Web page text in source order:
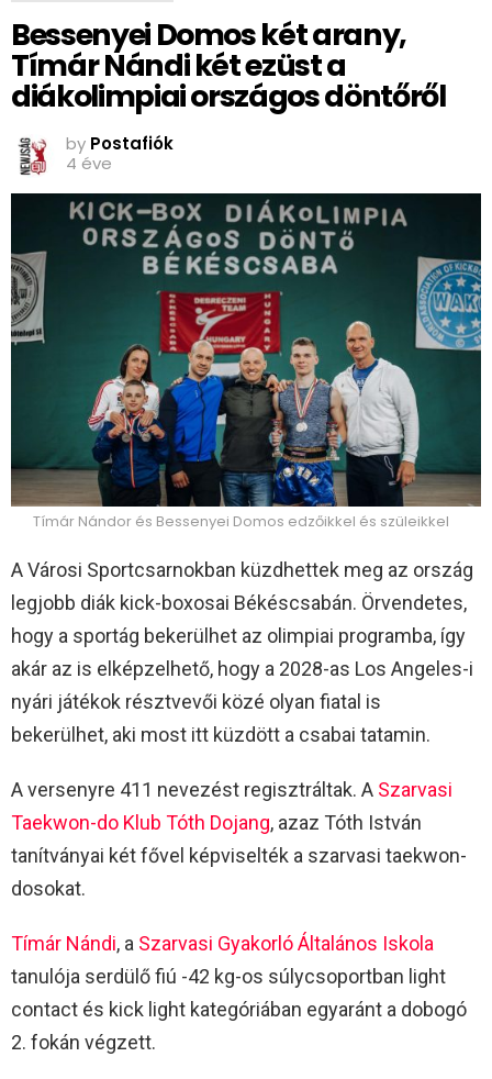
Bessenyei Domos két arany,
Tímár Nándi két ezüst a
diákolimpiai országos döntőről
by Postafiók
4 éve
Tímár Nándor és Bessenyei Domos edzőikkel és szüleikkel
A Városi Sportcsarnokban küzdhettek meg az ország
legjobb diák kick-boxosai Békéscsabán. Örvendetes,
hogy a sportág bekerülhet az olimpiai programba, így
akár az is elképzelhető, hogy a 2028-as Los Angeles-i
nyári játékok résztvevői közé olyan fiatal is
bekerülhet, aki most itt küzdött a csabai tatamin.
A versenyre 411 nevezést regisztráltak. A Szarvasi
Taekwon-do Klub Tóth Dojang, azaz Tóth István
tanítványai két fővel képviselték a szarvasi taekwon-
dosokat.
Tímár Nándi, a Szarvasi Gyakorló Általános Iskola
tanulója serdülő fiú -42 kg-os súlycsoportban light
contact és kick light kategóriában egyaránt a dobogó
2. fokán végzett.